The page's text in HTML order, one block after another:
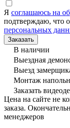
Я соглашаюсь на
подтверждаю, что
персональных
В наличии
Выездная
Выезд
Монтаж
Заказать
Цена на сайте не
заказа.
менеджеров